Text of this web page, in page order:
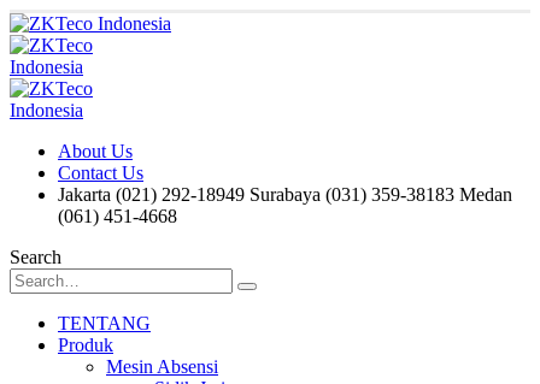
About Us
Contact Us
Jakarta (021) 292-18949 Surabaya (031) 359-38183 Medan
(061) 451-4668
Search
TENTANG
Produk
Mesin Absensi